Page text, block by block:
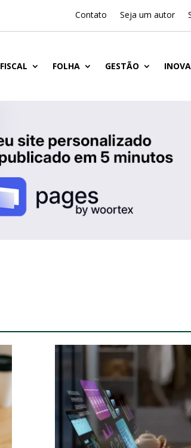
Contato Seja um autor
FISCAL FOLHA GESTÃO